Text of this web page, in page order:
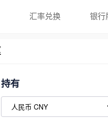
汇率兑换 银行
持有